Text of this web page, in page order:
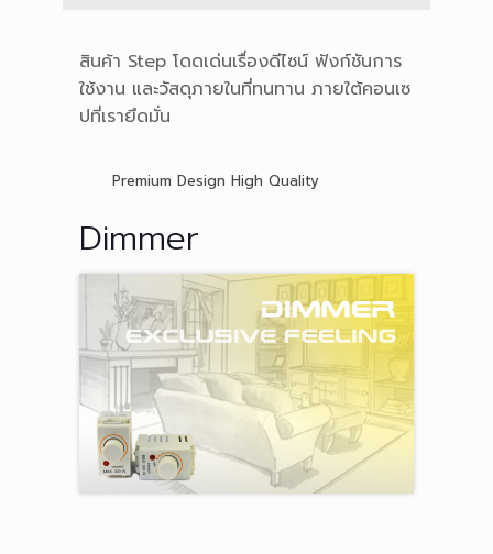
สินค้า Step โดดเด่นเรื่องดีไซน์ ฟังก์ชันการ
ใช้งาน และวัสดุภายในที่ทนทาน ภายใต้คอนเซ
ปที่เรายึดมั่น
Premium Design High Quality
Dimmer